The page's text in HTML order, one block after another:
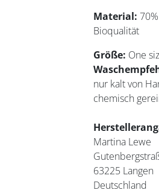
Material:
Bioqualität
Größe: One
nur kalt von
chemisch
Martina Lewe
63225 Langen
Deutschland